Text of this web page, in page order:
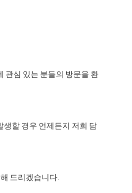
관심 있는 분들의 방문을 환
생할 경우 언제든지 저희 담
드리겠습니다.